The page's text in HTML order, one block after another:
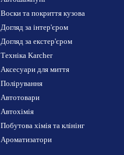
Воски та покриття кузова
Догляд за інтер'єром
Догляд за екстер'єром
Техніка Karcher
Аксесуари для миття
Полірування
Автотовари
Автохімія
Побутова хімія та клінінг
Ароматизатори